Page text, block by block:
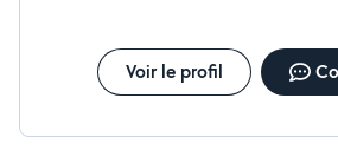
Voir le profil